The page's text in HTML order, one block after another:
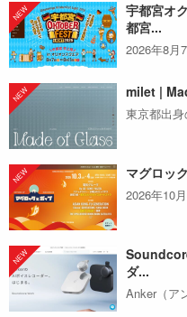
宇都宮オ
都宮...
2026年8月
milet |
東京都出
マグロッ
2026年10
ダ...
Anker（ア